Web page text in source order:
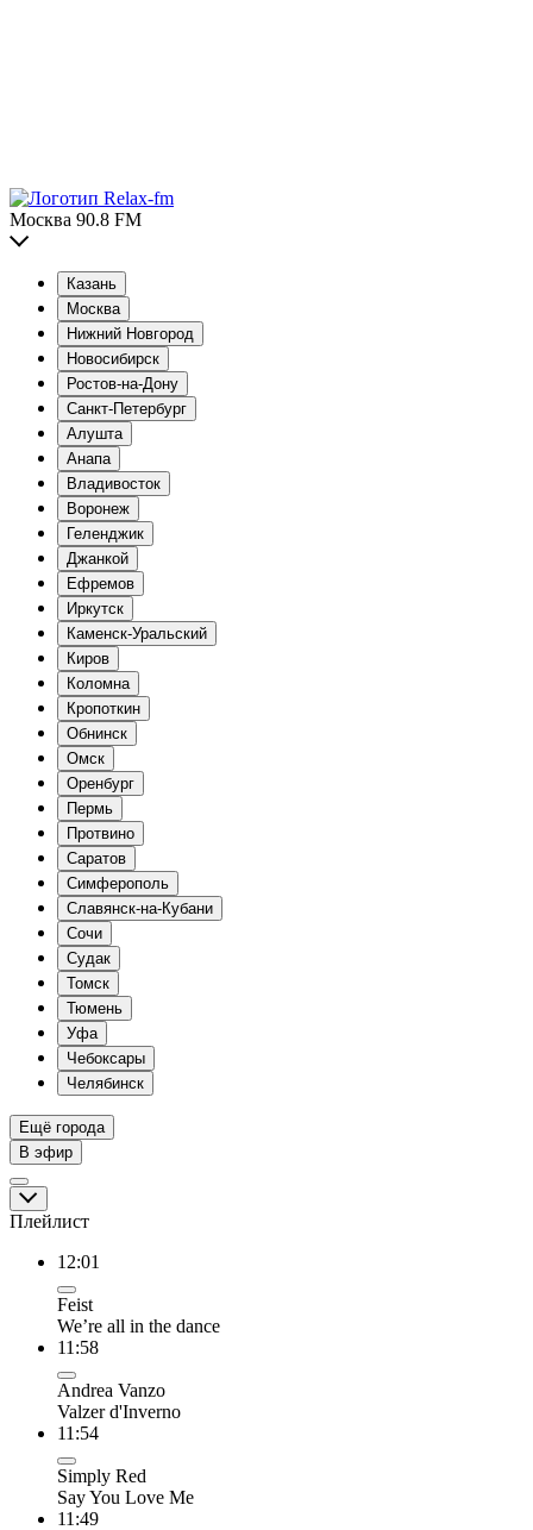
Москва 90.8 FM
Казань
Москва
Нижний Новгород
Новосибирск
Ростов-на-Дону
Санкт-Петербург
Алушта
Анапа
Владивосток
Воронеж
Геленджик
Джанкой
Ефремов
Иркутск
Каменск-Уральский
Киров
Коломна
Кропоткин
Обнинск
Омск
Оренбург
Пермь
Протвино
Саратов
Симферополь
Славянск-на-Кубани
Сочи
Судак
Томск
Тюмень
Уфа
Чебоксары
Челябинск
Ещё города
В эфир
Плейлист
12:01
Feist
We’re all in the dance
11:58
Andrea Vanzo
Valzer d'Inverno
11:54
Simply Red
Say You Love Me
11:49